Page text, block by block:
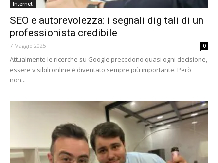
Internet
SEO e autorevolezza: i segnali digitali di un
professionista credibile
7 Maggio 2025 0
Attualmente le ricerche su Google precedono quasi ogni decisione,
essere visibili online è diventato sempre più importante. Però
non...